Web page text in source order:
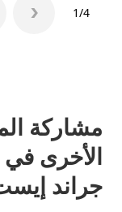
1/4
مشاركة
جراند